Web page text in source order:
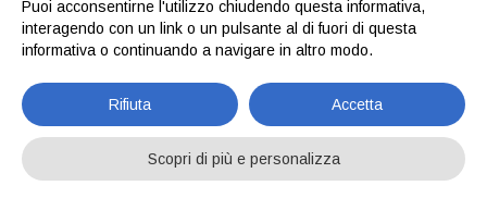
Arsonsisi
Home News Arsonsisi
Puoi acconsentirne l'utilizzo chiudendo questa informativa,
interagendo con un link o un pulsante al di fuori di questa
informativa o continuando a navigare in altro modo.
Rifiuta Accetta
Scopri di più e personalizza